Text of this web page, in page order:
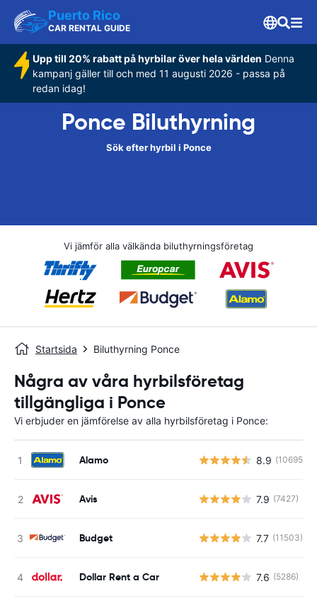
Puerto Rico
CAR RENTAL GUIDE
Upp till 20% rabatt på hyrbilar över hela världen Denna
kampanj gäller till och med 11 augusti 2026 - passa på
redan idag!
Ponce Biluthyrning
Sök efter hyrbil i Ponce
Vi jämför alla välkända biluthyrningsföretag
Startsida Biluthyrning Ponce
Några av våra hyrbilsföretag
tillgängliga i Ponce
Vi erbjuder en jämförelse av alla hyrbilsföretag i Ponce:
Alamo 8.9 (10695)
Avis 7.9 (7427)
Budget 7.7 (11503)
Dollar Rent a Car 7.6 (5286)